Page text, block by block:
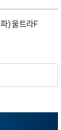
) 울트라F